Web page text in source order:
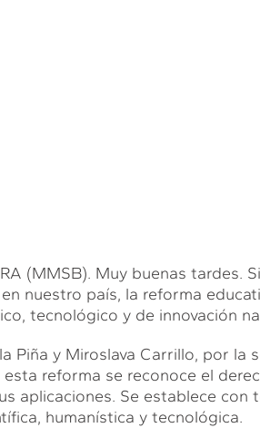
(MMSB). Muy buenas tardes.
nuestro país, la reforma
tecnológico y de innovación
Piña y Miroslava Carrillo, por la
reforma se reconoce el
aplicaciones. Se establece con
humanística y tecnológica.